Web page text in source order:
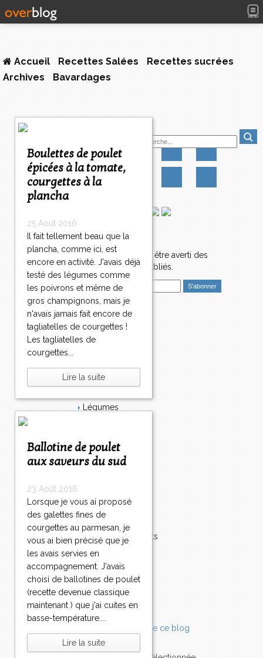
MENU
Accueil Recettes Salées
Recettes sucrées
Archives
Bavardages
Boulettes de poulet
épicées à la tomate,
courgettes à la
plancha
25 Août 2016
Il fait tellement beau que la
plancha, comme ici, est
encore en activité. J'avais déjà
testé des légumes comme
les poivrons et même de
gros champignons, mais je
n'avais jamais fait encore de
tagliatelles de courgettes !
Les tagliatelles de
courgettes...
Lire la suite
Ballotine de poulet
aux saveurs du sud
23 Août 2016
Lorsque je vous ai proposé
des galettes fines de
courgettes au parmesan, je
vous ai bien précisé que je
les avais servies en
accompagnement. J'avais
choisi de ballotines de poulet
(recette devenue classique
maintenant ) que j'ai cuites en
basse-température....
Lire la suite
Newsletter
Abonnez-vous pour être averti des
nouveaux articles publiés.
E
a
i
l
Catégories
Salé
Bavardages
Légumes
Italie
Viande
Tarte
Soupe
Fêtes
Poisson
Accompagnements
Champignons
Pâtes
Tomates
Balade
<
<
0
8
000
>
>